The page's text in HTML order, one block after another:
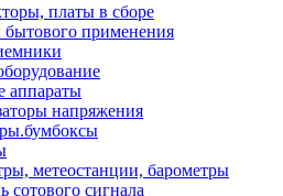
платы в сборе
применения
аппараты
напряжения
метеостанции, барометры
сотового сигнала